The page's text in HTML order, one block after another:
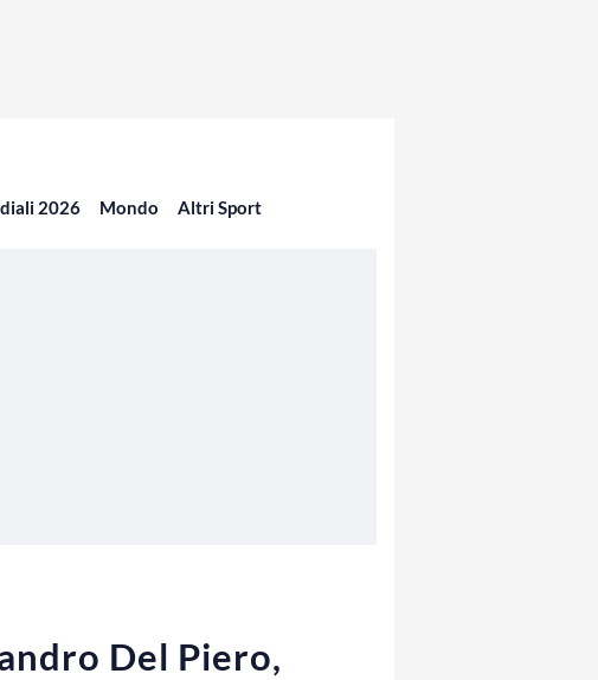
2026 Mondo Altri Sport
Del Piero,